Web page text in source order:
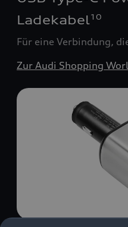
Ladekabel10
Für eine Verbindung,
Zur Audi Shopping